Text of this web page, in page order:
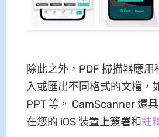
除此之外，PDF 掃描器應用
入或匯出不同格式的文檔，
PPT 等。 CamScanner 還
在您的 iOS 裝置上簽署和註